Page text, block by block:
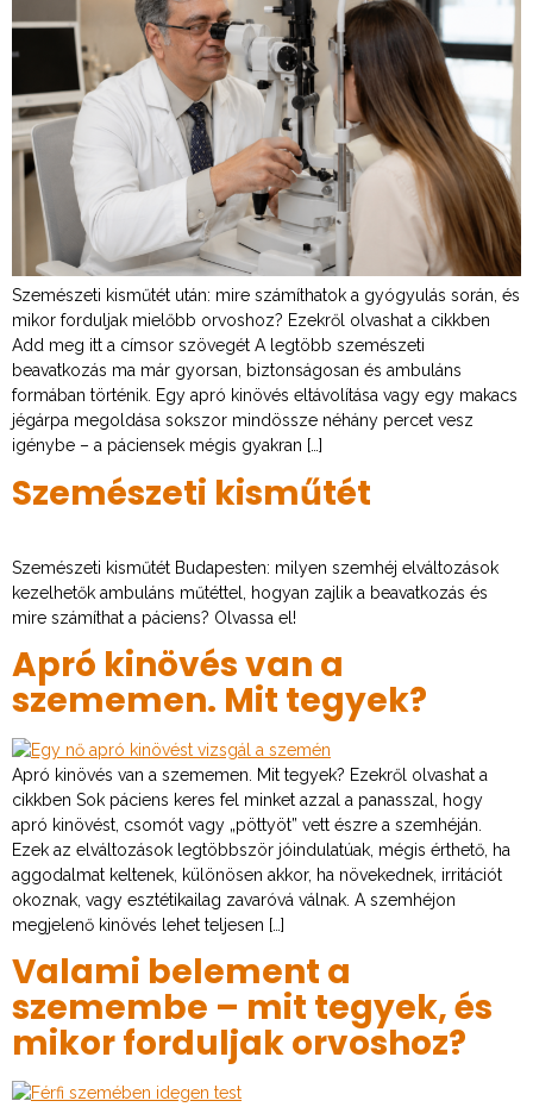
Szemészeti kisműtét után: mire számíthatok a gyógyulás során, és
mikor forduljak mielőbb orvoshoz? Ezekről olvashat a cikkben
Add meg itt a címsor szövegét A legtöbb szemészeti
beavatkozás ma már gyorsan, biztonságosan és ambuláns
formában történik. Egy apró kinövés eltávolítása vagy egy makacs
jégárpa megoldása sokszor mindössze néhány percet vesz
igénybe – a páciensek mégis gyakran […]
Szemészeti kisműtét
Szemészeti kisműtét Budapesten: milyen szemhéj elváltozások
kezelhetők ambuláns műtéttel, hogyan zajlik a beavatkozás és
mire számíthat a páciens? Olvassa el!
Apró kinövés van a
szememen. Mit tegyek?
Apró kinövés van a szememen. Mit tegyek? Ezekről olvashat a
cikkben Sok páciens keres fel minket azzal a panasszal, hogy
apró kinövést, csomót vagy „pöttyöt” vett észre a szemhéján.
Ezek az elváltozások legtöbbször jóindulatúak, mégis érthető, ha
aggodalmat keltenek, különösen akkor, ha növekednek, irritációt
okoznak, vagy esztétikailag zavaróvá válnak. A szemhéjon
megjelenő kinövés lehet teljesen […]
Valami belement a
szemembe – mit tegyek, és
mikor forduljak orvoshoz?